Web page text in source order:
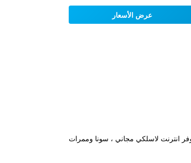
عرض الأسعار
توفر انترنت لاسلكي مجاني ، سونا وممرات